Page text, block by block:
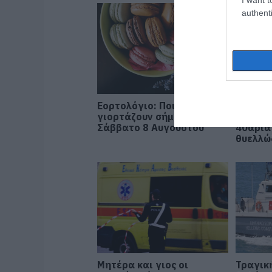
Εορτολόγιο: Ποιοι
γιορτάζουν σήμερα,
Σάββατο 8 Αυγούστου
Ο
Μητέρα και γιος οι